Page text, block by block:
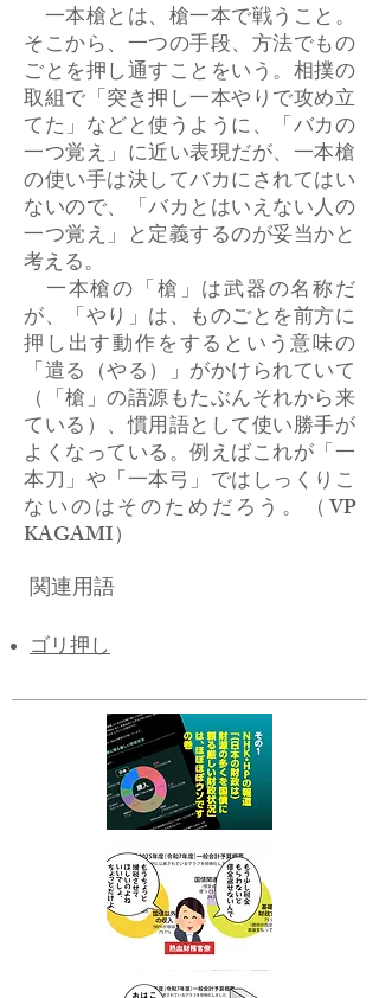
一本槍とは、槍一本で戦うこと。
そこから、一つの手段、方法でもの
ごとを押し通すことをいう。相撲の
取組で「突き押し一本やりで攻め立
てた」などと使うように、「バカの
一つ覚え」に近い表現だが、一本槍
の使い手は決してバカにされてはい
ないので、「バカとはいえない人の
一つ覚え」と定義するのが妥当かと
考える。
一本槍の「槍」は武器の名称だ
が、「やり」は、ものごとを前方に
押し出す動作をするという意味の
「遣る（やる）」がかけられていて
（「槍」の語源もたぶんそれから来
ている）、慣用語として使い勝手が
よくなっている。例えばこれが「一
本刀」や「一本弓」ではしっくりこ
ないのはそのためだろう。（VP
KAGAMI）
関連用語
ゴリ押し